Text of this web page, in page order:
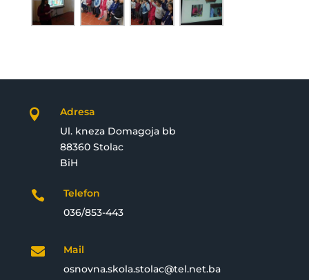

Adresa
Ul. kneza Domagoja bb
88360 Stolac
BiH

Telefon
036/853-443

Mail
osnovna.skola.stolac@tel.net.ba